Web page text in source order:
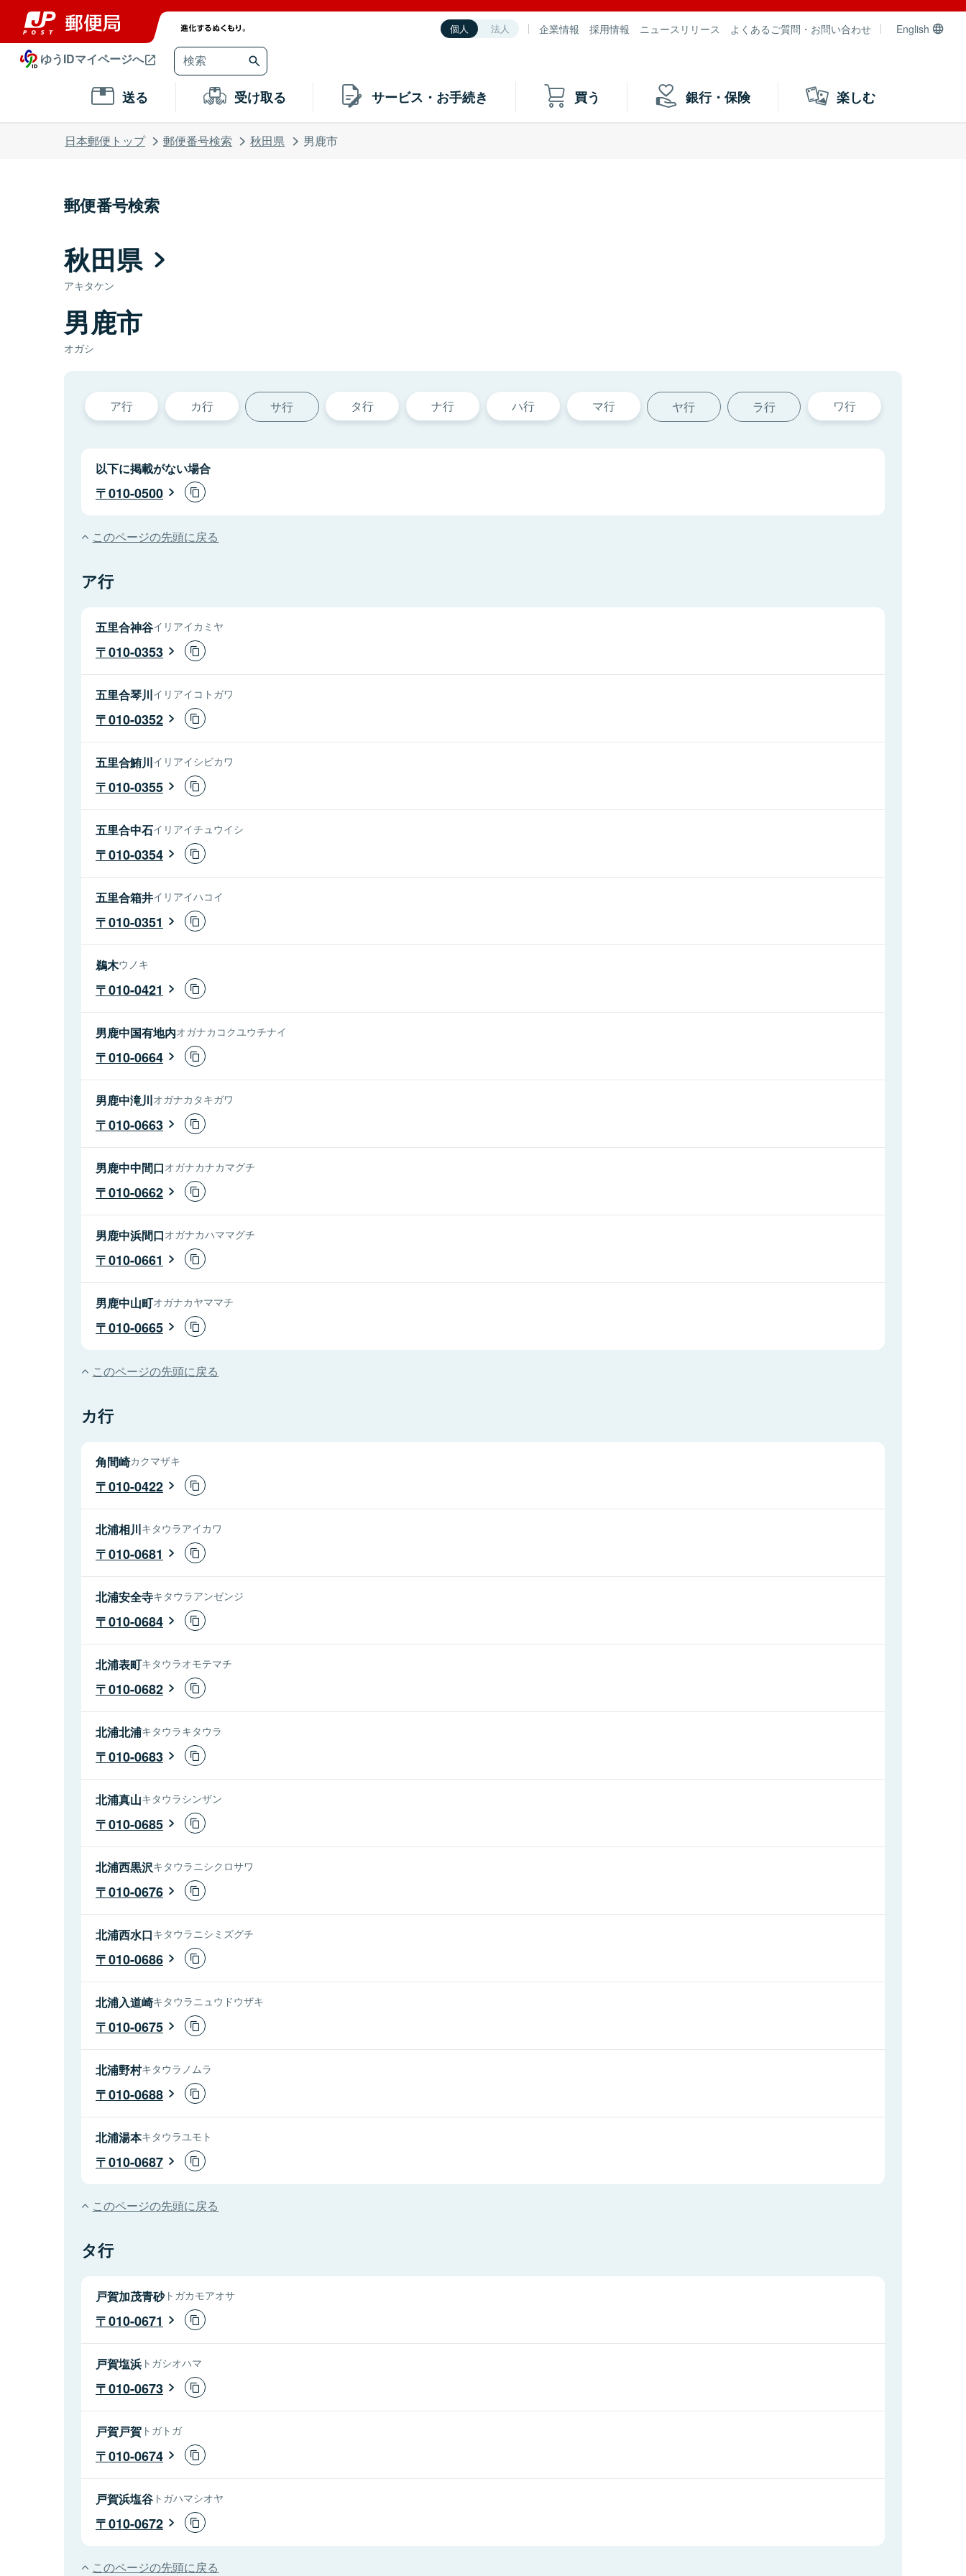
個人 法人 企業情報 採用情報 ニュースリリース よくあるご質問・お問い合わせ English
ゆうIDマイページへ
送る 受け取る サービス・お手続き 買う 銀行・保険 楽しむ
日本郵便トップ 郵便番号検索 秋田県 男鹿市
郵便番号検索
秋田県
アキタケン
男鹿市
オガシ
ア行 カ行 サ行 タ行 ナ行 ハ行 マ行 ヤ行 ラ行 ワ行
以下に掲載がない場合
010-0500
このページの先頭に戻る
ア行
五里合神谷イリアイカミヤ
010-0353
五里合琴川イリアイコトガワ
010-0352
五里合鮪川イリアイシビカワ
010-0355
五里合中石イリアイチュウイシ
010-0354
五里合箱井イリアイハコイ
010-0351
鵜木ウノキ
010-0421
男鹿中国有地内オガナカコクユウチナイ
010-0664
男鹿中滝川オガナカタキガワ
010-0663
男鹿中中間口オガナカナカマグチ
010-0662
男鹿中浜間口オガナカハママグチ
010-0661
男鹿中山町オガナカヤママチ
010-0665
このページの先頭に戻る
カ行
角間崎カクマザキ
010-0422
北浦相川キタウラアイカワ
010-0681
北浦安全寺キタウラアンゼンジ
010-0684
北浦表町キタウラオモテマチ
010-0682
北浦北浦キタウラキタウラ
010-0683
北浦真山キタウラシンザン
010-0685
北浦西黒沢キタウラニシクロサワ
010-0676
北浦西水口キタウラニシミズグチ
010-0686
北浦入道崎キタウラニュウドウザキ
010-0675
北浦野村キタウラノムラ
010-0688
北浦湯本キタウラユモト
010-0687
このページの先頭に戻る
タ行
戸賀加茂青砂トガカモアオサ
010-0671
戸賀塩浜 トガシオハマ
010-0673
戸賀戸賀 トガトガ
010-0674
戸賀浜塩谷 トガハマシオヤ
010-0672
このページの先頭に戻る